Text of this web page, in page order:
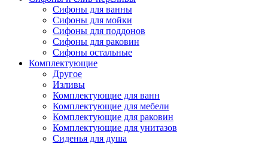
Сифоны для ванны
Сифоны для мойки
Сифоны для поддонов
Сифоны для раковин
Сифоны остальные
Комплектующие
Другое
Изливы
Комплектующие для ванн
Комплектующие для мебели
Комплектующие для раковин
Комплектующие для унитазов
Сиденья для душа